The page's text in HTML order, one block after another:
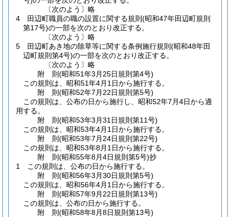
〔次のよう〕略
4
田辺町職員の職の設置に関する規則 (昭和47年田辺町規則
第17号)の一部を次のとおり改正する。
〔次のよう〕略
5
田辺町あき地の除草等に関する条例施行規則 (昭和48年田
辺町規則第4号)の一部を次のとおり改正する。
〔次のよう〕略
附 則(昭和51年3月25日規則第4号)
この規則は、昭和51年4月1日から施行する。
附 則(昭和52年7月22日規則第5号)
この規則は、公布の日から施行し、昭和52年7月4日から適
用する。
附 則(昭和53年3月31日規則第11号)
この規則は、昭和53年4月1日から施行する。
附 則(昭和53年7月24日規則第22号)
この規則は、昭和53年8月1日から施行する。
附 則(昭和55年8月4日規則第5号)抄
1
この規則は、公布の日から施行する。
附 則(昭和56年3月30日規則第5号)
この規則は、昭和56年4月1日から施行する。
附 則(昭和57年9月22日規則第13号)
この規則は、公布の日から施行する。
附 則(昭和58年8月8日規則第13号)